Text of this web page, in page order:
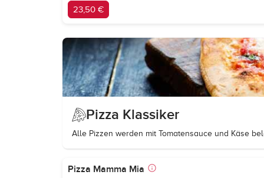
23,50 €
Pizza Klassiker
Alle Pizzen werden mit Tomatensauce und Käse
Pizza Mamma Mia